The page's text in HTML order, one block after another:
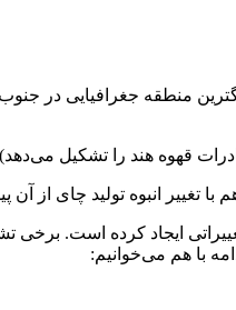
می‌دهد و بزرگترین منطقه
تغییر انبوه تولید چای از
ایجاد کرده است.
با هم می‌خوانیم: